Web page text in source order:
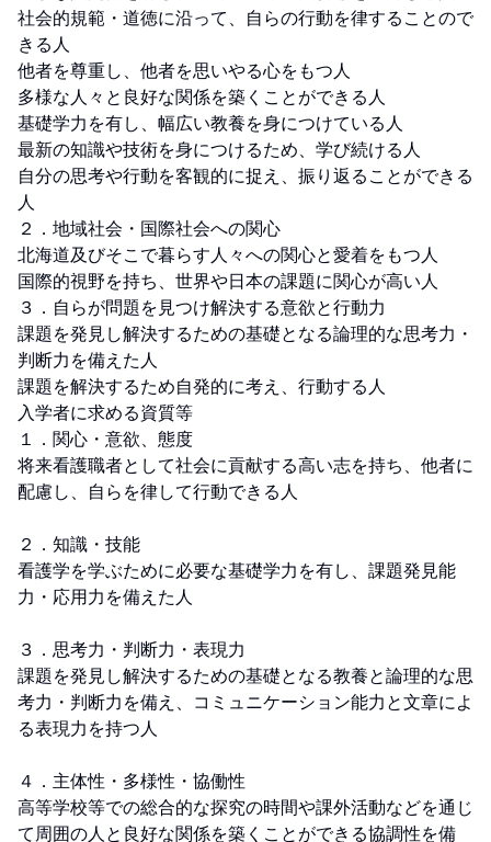
社会的規範・道徳に沿って、自らの行動を律することので
きる人
他者を尊重し、他者を思いやる心をもつ人
多様な人々と良好な関係を築くことができる人
基礎学力を有し、幅広い教養を身につけている人
最新の知識や技術を身につけるため、学び続ける人
自分の思考や行動を客観的に捉え、振り返ることができる
人
２．地域社会・国際社会への関心
北海道及びそこで暮らす人々への関心と愛着をもつ人
国際的視野を持ち、世界や日本の課題に関心が高い人
３．自らが問題を見つけ解決する意欲と行動力
課題を発見し解決するための基礎となる論理的な思考力・
判断力を備えた人
課題を解決するため自発的に考え、行動する人
入学者に求める資質等
１．関心・意欲、態度
将来看護職者として社会に貢献する高い志を持ち、他者に
配慮し、自らを律して行動できる人
２．知識・技能
看護学を学ぶために必要な基礎学力を有し、課題発見能
力・応用力を備えた人
３．思考力・判断力・表現力
課題を発見し解決するための基礎となる教養と論理的な思
考力・判断力を備え、コミュニケーション能力と文章によ
る表現力を持つ人
４．主体性・多様性・協働性
高等学校等での総合的な探究の時間や課外活動などを通じ
て周囲の人と良好な関係を築くことができる協調性を備